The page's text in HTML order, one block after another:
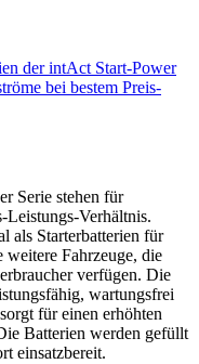
der intAct Start-Power
bei bestem Preis-
Serie stehen für
Leistungs-Verhältnis.
als Starterbatterien für
Fahrzeuge, die
verfügen. Die
wartungsfrei
für einen erhöhten
Batterien werden gefüllt
einsatzbereit.